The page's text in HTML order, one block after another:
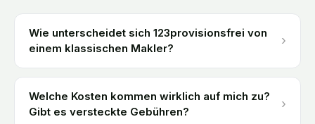
Wie unterscheidet sich 123provisionsfrei von
einem klassischen Makler?
›
Welche Kosten kommen wirklich auf mich zu?
Gibt es versteckte Gebühren?
›